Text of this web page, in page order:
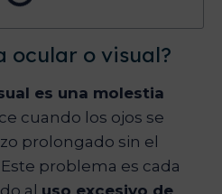
ocular o visual?
es una molestia
cuando los ojos se
prolongado sin el
problema es cada